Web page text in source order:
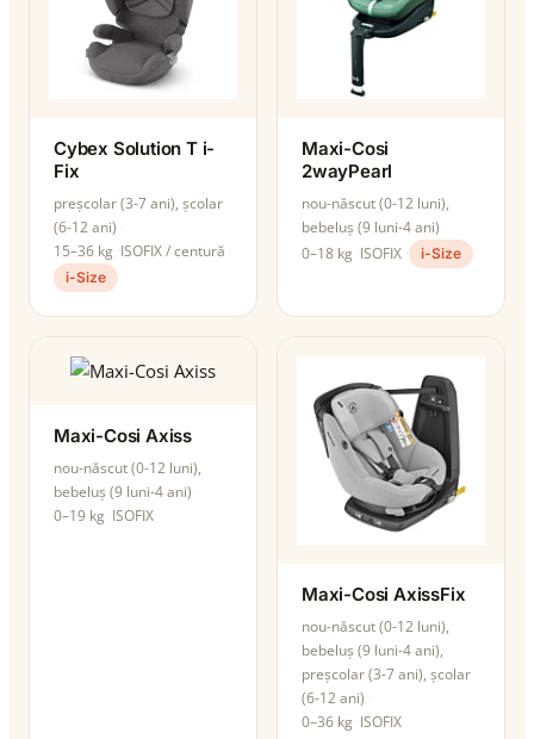
Cybex Solution T i-
Fix
preșcolar (3-7 ani), școlar
(6-12 ani)
15–36 kg ISOFIX / centură
i-Size
Maxi-Cosi
2wayPearl
nou-născut (0-12 luni),
bebeluș (9 luni-4 ani)
0–18 kg ISOFIX i-Size
Maxi-Cosi Axiss
nou-născut (0-12 luni),
bebeluș (9 luni-4 ani)
0–19 kg ISOFIX
Maxi-Cosi AxissFix
nou-născut (0-12 luni),
bebeluș (9 luni-4 ani),
preșcolar (3-7 ani), școlar
(6-12 ani)
0–36 kg ISOFIX